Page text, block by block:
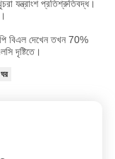
যন্ত্রাংশ প্রতিশ্রুতিবদ্ধ।
বিএল দেখেন তখন 70%
দৃষ্টিতে।